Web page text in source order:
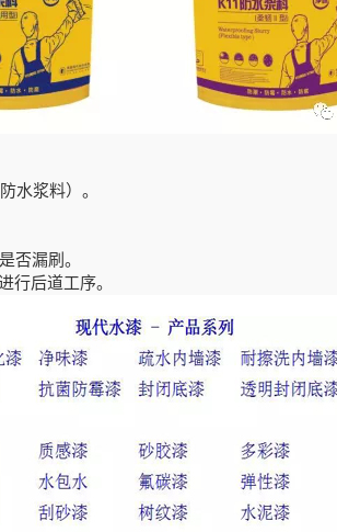
水浆料）。
否漏刷。
行后道工序。